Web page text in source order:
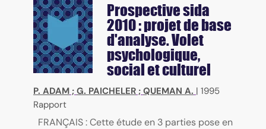
Prospective sida
2010 : projet de base
d'analyse. Volet
psychologique,
social et culturel
P. ADAM ; G. PAICHELER ; QUEMAN A. | 1995
Rapport
FRANÇAIS : Cette étude en 3 parties pose en